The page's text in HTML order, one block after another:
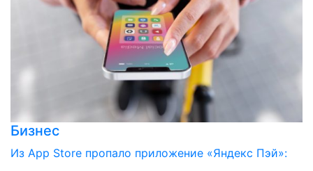
Бизнес
Из App Store пропало приложение «Яндекс Пэй»: